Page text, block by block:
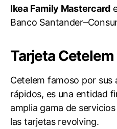
Ikea Family Mastercard
Banco
Tarjeta Cetelem
Cetelem famoso por sus
rápidos, es una entidad
amplia gama de
las tarjetas revolving.